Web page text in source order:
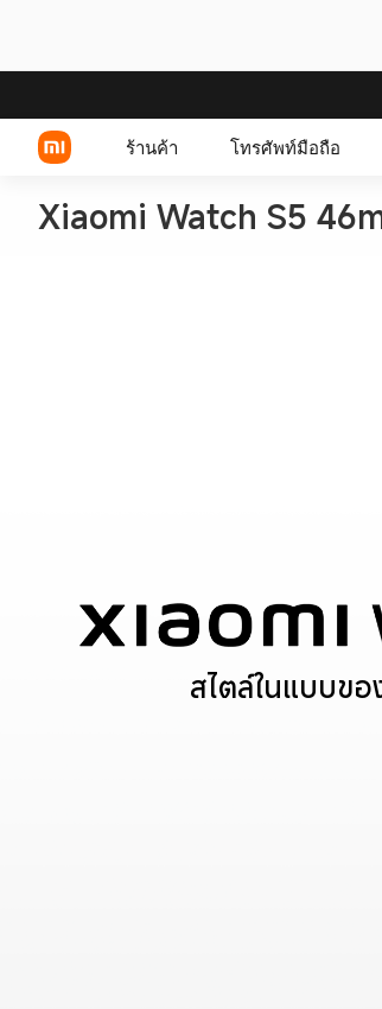
ร้านค้า โทรศัพท์มือถือ
Xiaomi Watch S5
สไตล์ในแบบข